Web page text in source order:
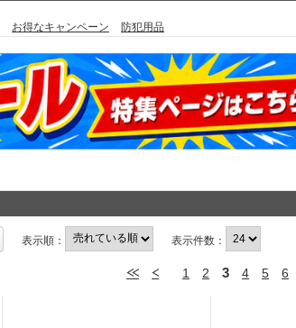
お得なキャンペーン 防犯用品
表示順： 表示件数：
1 2 3 4 5 6